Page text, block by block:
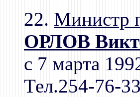
22. Министр
ОРЛОВ
с 7 марта
Тел.254-76-33